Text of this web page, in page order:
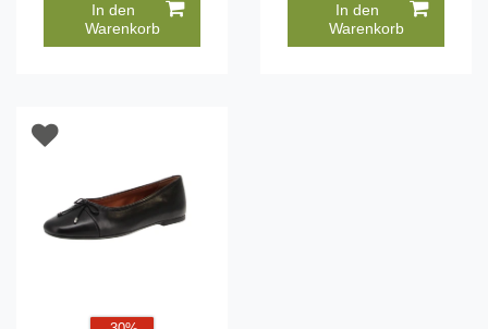
In den
Warenkorb
In den
Warenkorb